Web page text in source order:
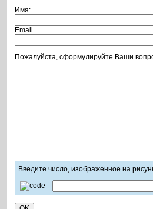
Имя:
Email
Пожалуйста, сформулируйте Ваши
Введите число, изображенное на